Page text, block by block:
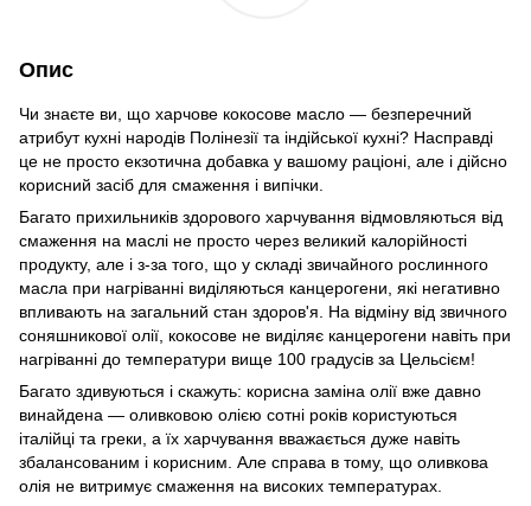
Опис
Чи знаєте ви, що харчове кокосове масло — безперечний
атрибут кухні народів Полінезії та індійської кухні? Насправді
це не просто екзотична добавка у вашому раціоні, але і дійсно
корисний засіб для смаження і випічки.
Багато прихильників здорового харчування відмовляються від
смаження на маслі не просто через великий калорійності
продукту, але і з-за того, що у складі звичайного рослинного
масла при нагріванні виділяються канцерогени, які негативно
впливають на загальний стан здоров'я. На відміну від звичного
соняшникової олії, кокосове не виділяє канцерогени навіть при
нагріванні до температури вище 100 градусів за Цельсієм!
Багато здивуються і скажуть: корисна заміна олії вже давно
винайдена — оливковою олією сотні років користуються
італійці та греки, а їх харчування вважається дуже навіть
збалансованим і корисним. Але справа в тому, що оливкова
олія не витримує смаження на високих температурах.